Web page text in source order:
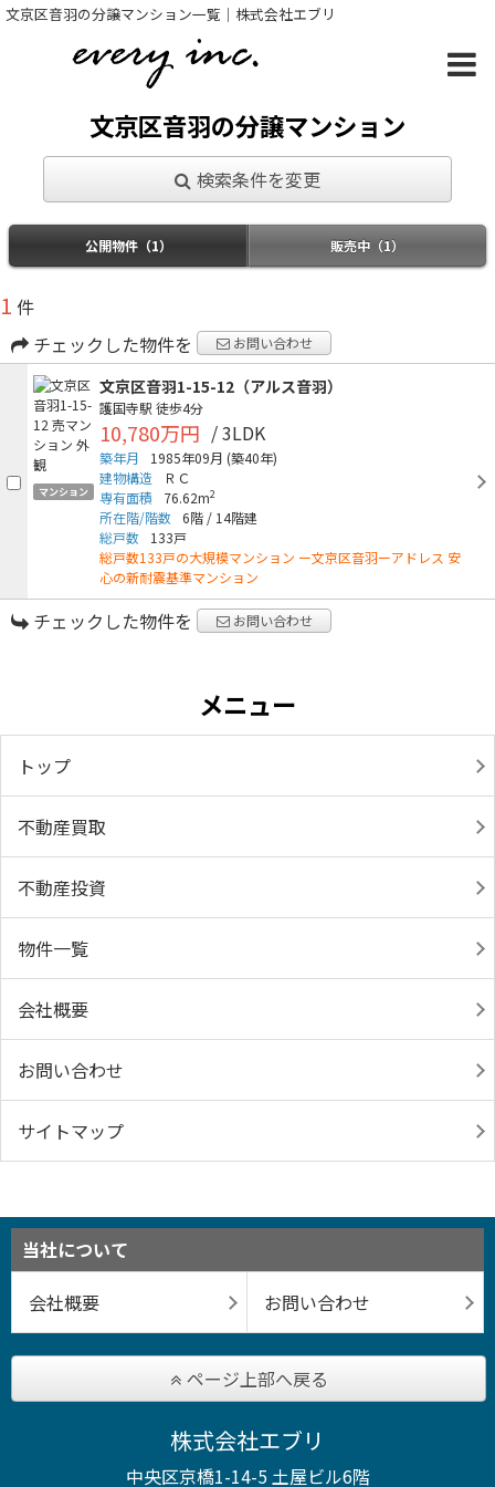
文京区音羽の分譲マンション一覧｜株式会社エブリ
文京区音羽の分譲マンション
検索条件を変更
公開物件（1） 販売中（1）
1 件
チェックした物件を
お問い合わせ
マンション
文京区音羽1-15-12（アルス音羽）
護国寺駅 徒歩4分
10,780万円 / 3LDK
築年月 1985年09月 (築40年)
建物構造
ＲＣ
専有面積
76.62m2
所在階/階数 6階 / 14階建
総戸数
133戸
総戸数133戸の大規模マンション ー文京区音羽ーアドレス 安
心の新耐震基準マンション
チェックした物件を お問い合わせ
メニュー
トップ
不動産買取
不動産投資
物件一覧
会社概要
お問い合わせ
サイトマップ
当社について
会社概要
お問い合わせ
ページ上部へ戻る
株式会社エブリ
中央区京橋1-14-5 土屋ビル6階